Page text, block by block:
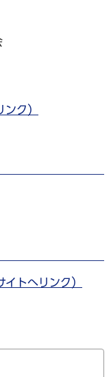
ク）
トへリンク）